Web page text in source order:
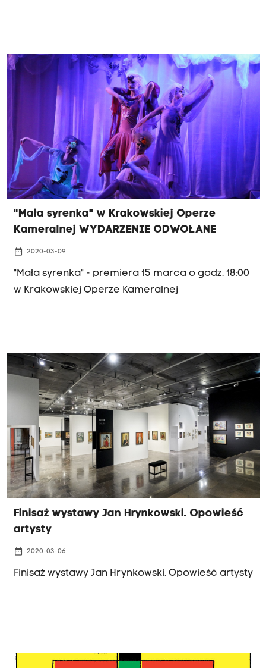
"Mała syrenka" w Krakowskiej Operze
Kameralnej WYDARZENIE ODWOŁANE
date_range 2020-03-09
"Mała syrenka" - premiera 15 marca o godz. 18:00
w Krakowskiej Operze Kameralnej
Finisaż wystawy Jan Hrynkowski. Opowieść
artysty
date_range 2020-03-06
Finisaż wystawy Jan Hrynkowski. Opowieść artysty